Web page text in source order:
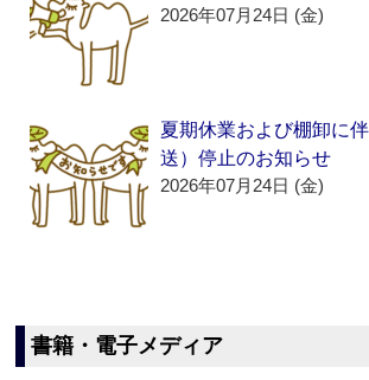
2026年07月24日 (金)
夏期休業および棚卸に
送）停止のお知らせ
2026年07月24日 (金)
書籍・電子メディア